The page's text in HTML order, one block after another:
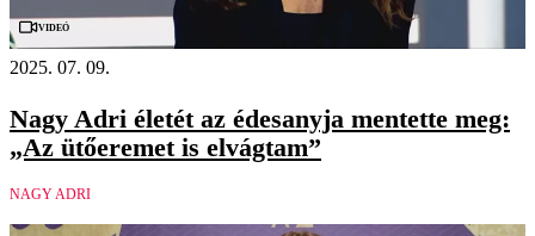
Videó
2025. 07. 09.
Nagy Adri életét az édesanyja mentette meg:
„Az ütőeremet is elvágtam”
NAGY ADRI